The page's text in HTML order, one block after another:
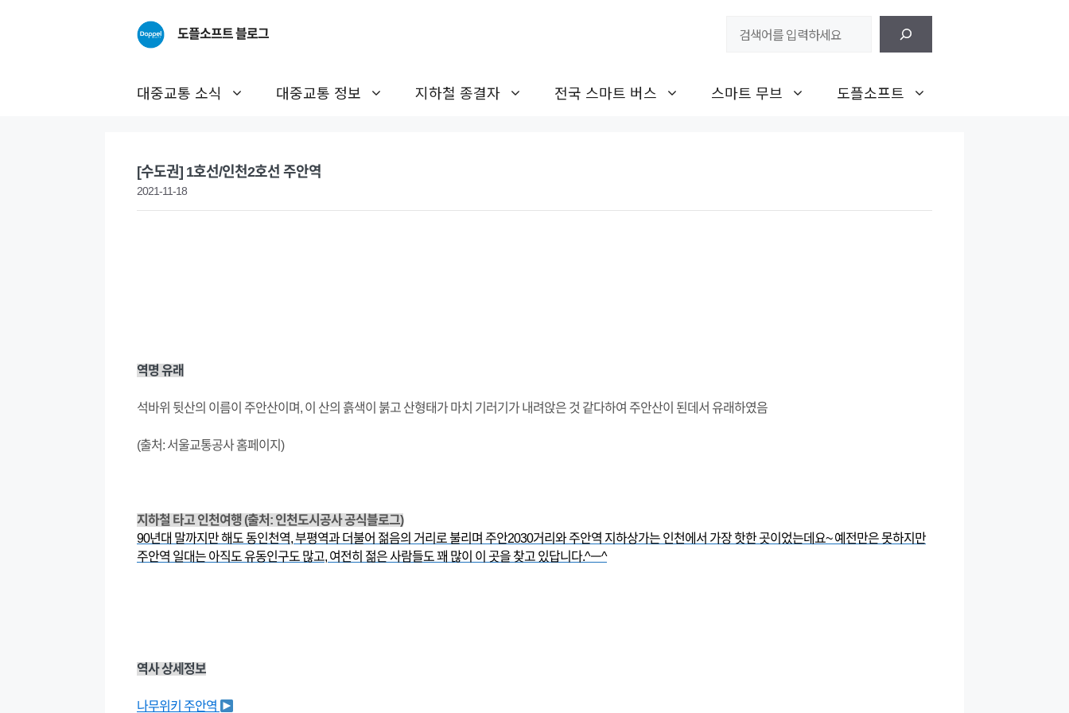
도플소프트 블로그
대중교통 소식 대중교통 정보 지하철 종결자 전국 스마트 버스 스마트 무브 도플소프트
[수도권] 1호선/인천2호선 주안역
2021-11-18
역명 유래
석바위 뒷산의 이름이 주안산이며, 이 산의 흙색이 붉고 산형태가 마치 기러기가 내려앉은 것 같다하여 주안산이 된데서 유래하였음
(출처: 서울교통공사 홈페이지)
지하철 타고 인천여행 (출처: 인천도시공사 공식블로그)
90년대 말까지만 해도 동인천역, 부평역과 더불어 젊음의 거리로 불리며 주안2030거리와 주안역 지하상가는 인천에서 가장 핫한 곳이었는데요~ 예전만은 못하지만
주안역 일대는 아직도 유동인구도 많고, 여전히 젊은 사람들도 꽤 많이 이 곳을 찾고 있답니다.^ㅡ^
역사 상세정보
나무위키 주안역